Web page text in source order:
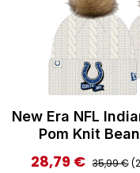
New Era NFL
Pom Knit
Verkaufspreis:
28,79 € Regulärer
35,99 €